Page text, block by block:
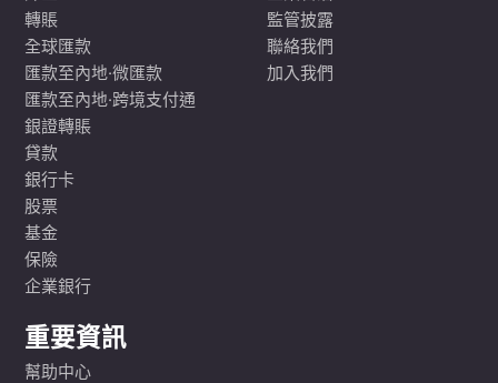
轉賬
全球匯款
匯款至內地·微匯款
匯款至內地·跨境支付通
銀證轉賬
貸款
銀行卡
股票
基金
保險
企業銀行
監管披露
聯絡我們
加入我們
重要資訊
幫助中心